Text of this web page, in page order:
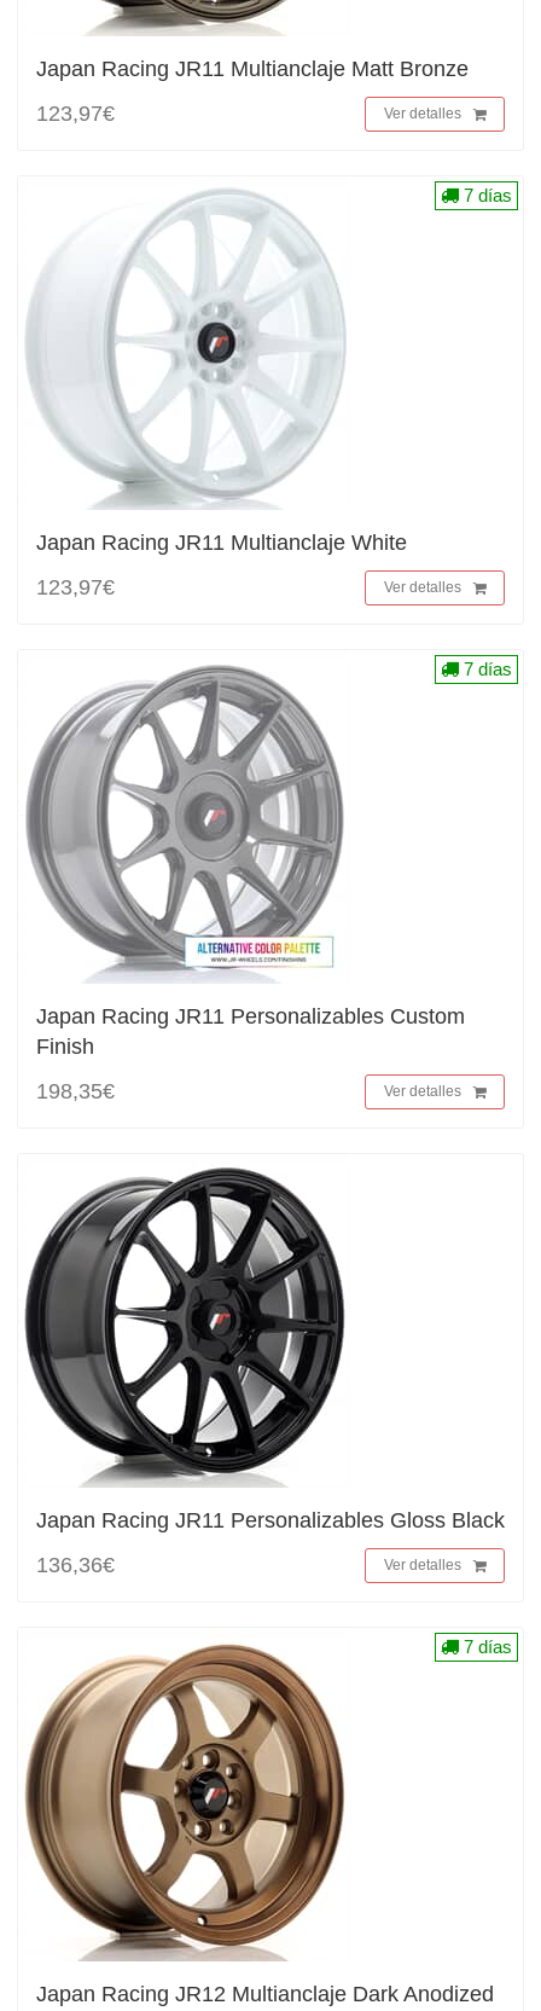
Japan Racing JR11 Multianclaje Matt Bronze
123,97€
Ver detalles
Japan Racing JR11 Multianclaje White
123,97€
Ver detalles
7 días
Japan Racing JR11 Personalizables Custom
Finish
198,35€
Ver detalles
7 días
Japan Racing JR11 Personalizables Gloss Black
136,36€
Ver detalles
Japan Racing JR12 Multianclaje Dark Anodized
7 días